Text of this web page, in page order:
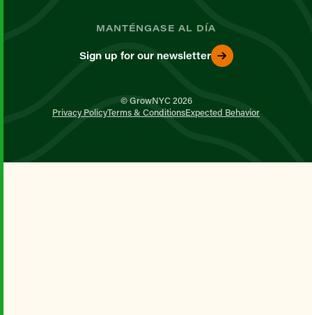
MANTÉNGASE AL DÍA
Sign up for our newsletter
© GrowNYC 2026
Privacy PolicyTerms & ConditionsExpected Behavior